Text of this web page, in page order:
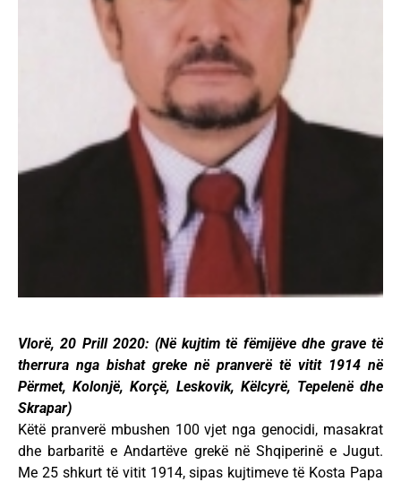
Vlorë, 20 Prill 2020: (Në kujtim të fëmijëve dhe grave të
therrura nga bishat greke në pranverë të vitit 1914 në
Përmet, Kolonjë, Korçë, Leskovik, Këlcyrë, Tepelenë dhe
Skrapar)
Këtë pranverë mbushen 100 vjet nga genocidi, masakrat
dhe barbaritë e Andartëve grekë në Shqiperinë e Jugut.
Me 25 shkurt të vitit 1914, sipas kujtimeve të Kosta Papa